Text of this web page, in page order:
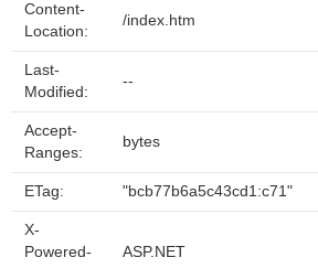
Content-
Location:
/index.htm
Last-
Modified:
--
Accept-
Ranges:
bytes
ETag: "bcb77b6a5c43cd1:c71"
X-
Powered-
ASP.NET